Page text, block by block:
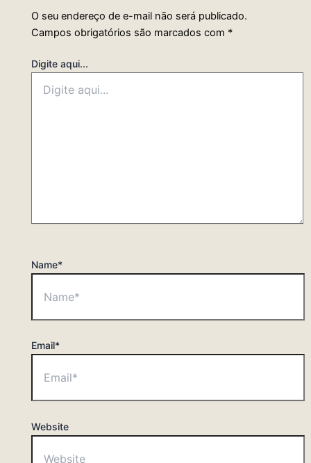
O seu endereço de e-mail não será publicado.
Campos obrigatórios são marcados com *
Digite aqui...
Name*
Email*
Website